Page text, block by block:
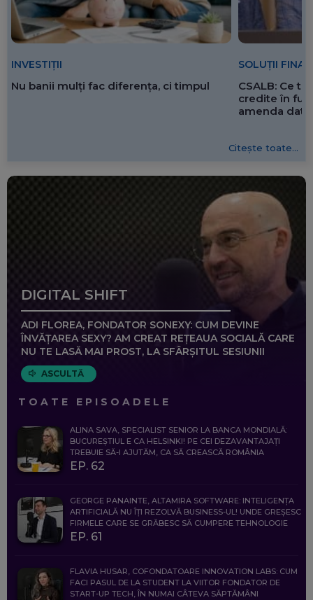
INVESTIȚII
Nu banii mulți fac diferența, ci timpul
SOLUȚII
CSALB: Ce
credite în
amenda
Citește toate...
DIGITAL SHIFT
ADI FLOREA, FONDATOR SONEXY: CUM DEVINE
ÎNVĂȚAREA SEXY? AM CREAT REȚEAUA SOCIALĂ CARE
NU TE LASĂ MAI PROST, LA SFÂRȘITUL SESIUNII
ASCULTĂ
TOATE EPISOADELE
ALINA SAVA, SPECIALIST SENIOR LA BANCA MONDIALĂ:
BUCUREȘTIUL E CA HELSINKI! PE CEI DEZAVANTAJAȚI
TREBUIE SĂ-I AJUTĂM, CA SĂ CREASCĂ ROMÂNIA
EP. 62
GEORGE PANAINTE, ALTAMIRA SOFTWARE: INTELIGENȚA
ARTIFICIALĂ NU ÎȚI REZOLVĂ BUSINESS-UL! UNDE GREȘESC
FIRMELE CARE SE GRĂBESC SĂ CUMPERE TEHNOLOGIE
EP. 61
FLAVIA HUSAR, COFONDATOARE INNOVATION LABS: CUM
FACI PASUL DE LA STUDENT LA VIITOR FONDATOR DE
START-UP TECH, ÎN NUMAI CÂTEVA SĂPTĂMÂNI